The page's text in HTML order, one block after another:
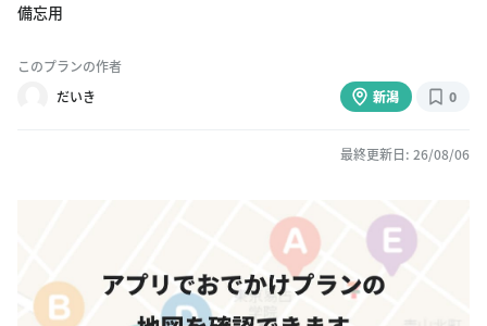
備忘用
このプランの作者
だいき
新潟 0
最終更新日: 26/08/06